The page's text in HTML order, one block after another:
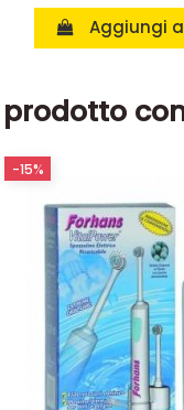
Aggiungi
-15%